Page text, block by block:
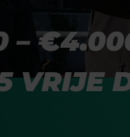
–
VRIJE